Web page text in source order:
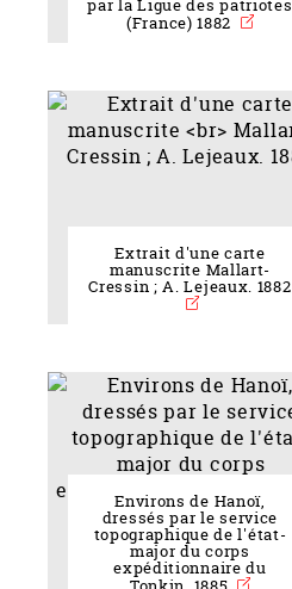
par la Ligue des patriotes
(France) 1882
Extrait d'une carte
manuscrite Mallart-
Cressin ; A. Lejeaux. 1882
Environs de Hanoï,
dressés par le service
topographique de l'état-
major du corps
expéditionnaire du